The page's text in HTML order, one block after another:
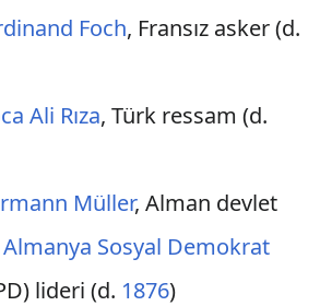
Foch, Fransız asker (d.
Ali Rıza, Türk ressam (d.
Müller, Alman devlet
Almanya Sosyal Demokrat
lideri (d. 1876)